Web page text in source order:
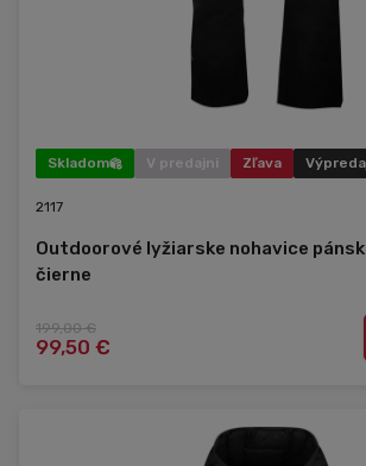
Skladom V predajni Zľava
2117
Outdoorové lyžiarske nohavice
čierne
199,00 €
99,50 €